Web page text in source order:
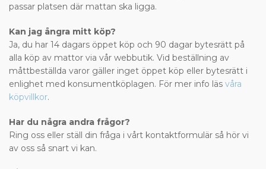
passar platsen där mattan ska ligga.
Kan jag ångra mitt köp?
Ja, du har 14 dagars öppet köp och 90 dagar bytesrätt på
alla köp av mattor via vår webbutik. Vid beställning av
måttbeställda varor gäller inget öppet köp eller bytesrätt i
enlighet med konsumentköplagen. För mer info läs våra
köpvillkor.
Har du några andra frågor?
Ring oss eller ställ din fråga i vårt kontaktformulär så hör vi
av oss så snart vi kan.